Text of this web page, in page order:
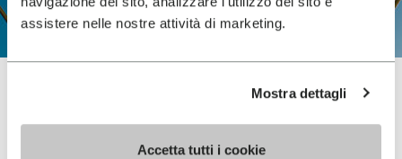
assistere nelle nostre attività di marketing.
Mostra dettagli
Accetta tutti i cookie
Vibram FiveFingers